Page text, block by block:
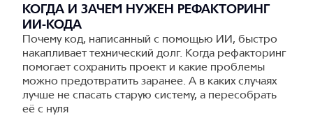
КОГДА И ЗАЧЕМ НУЖЕН РЕФАКТОРИНГ
ИИ-КОДА
Почему код, написанный с помощью ИИ, быстро
накапливает технический долг. Когда рефакторинг
помогает сохранить проект и какие проблемы
можно предотвратить заранее. А в каких случаях
лучше не спасать старую систему, а пересобрать
её с нуля